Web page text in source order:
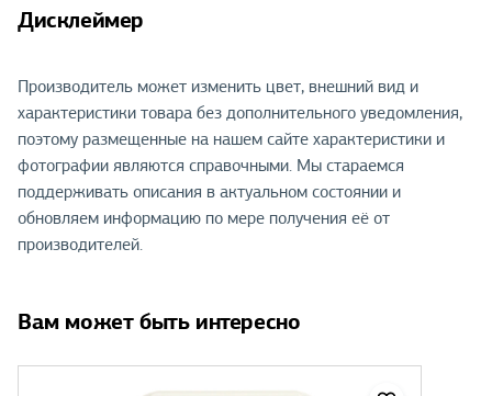
Дисклеймер
Производитель может изменить цвет, внешний вид и
характеристики товара без дополнительного уведомления,
поэтому размещенные на нашем сайте характеристики и
фотографии являются справочными. Мы стараемся
поддерживать описания в актуальном состоянии и
обновляем информацию по мере получения её от
производителей.
Вам может быть интересно